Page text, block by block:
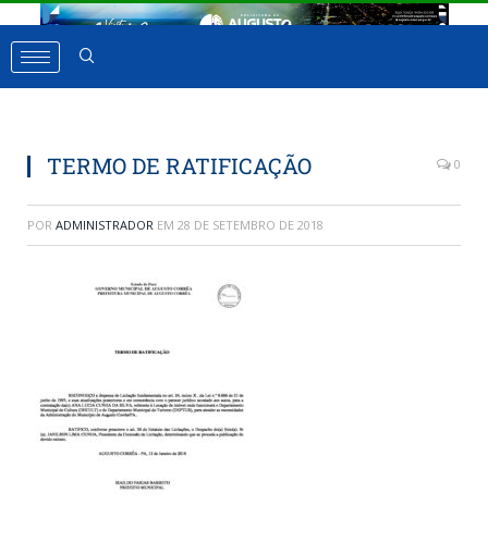
TERMO DE RATIFICAÇÃO 0
POR ADMINISTRADOR EM 28 DE SETEMBRO DE 2018